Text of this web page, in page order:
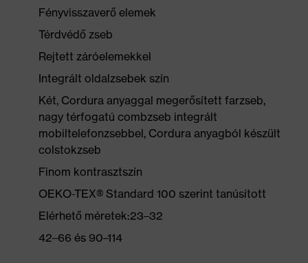
Fényvisszaverő elemek
Térdvédő zseb
Rejtett záróelemekkel
Integrált oldalzsebek szín
Két, Cordura anyaggal megerősített farzseb,
nagy térfogatú combzseb integrált
mobiltelefonzsebbel, Cordura anyagból készült
colstokzseb
Finom kontrasztszín
OEKO-TEX® Standard 100 szerint tanúsított
Elérhető méretek:23–32
42–66 és 90–114